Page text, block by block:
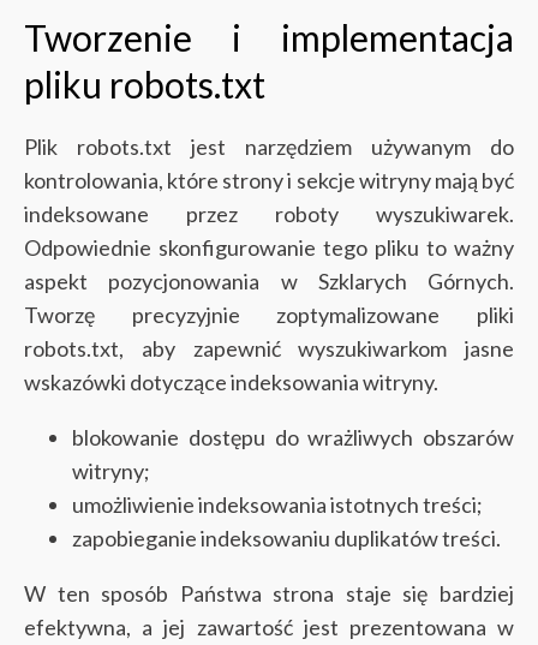
Tworzenie i implementacja
pliku robots.txt
Plik robots.txt jest narzędziem używanym do
kontrolowania, które strony i sekcje witryny mają być
indeksowane przez roboty wyszukiwarek.
Odpowiednie skonfigurowanie tego pliku to ważny
aspekt pozycjonowania w Szklarych Górnych.
Tworzę precyzyjnie zoptymalizowane pliki
robots.txt, aby zapewnić wyszukiwarkom jasne
wskazówki dotyczące indeksowania witryny.
blokowanie dostępu do wrażliwych obszarów
witryny;
umożliwienie indeksowania istotnych treści;
zapobieganie indeksowaniu duplikatów treści.
W ten sposób Państwa strona staje się bardziej
efektywna, a jej zawartość jest prezentowana w